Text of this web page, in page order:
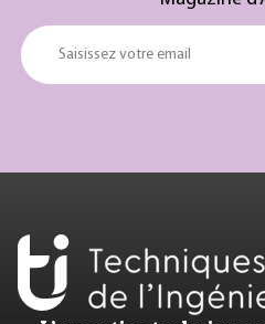
Saisissez votre email